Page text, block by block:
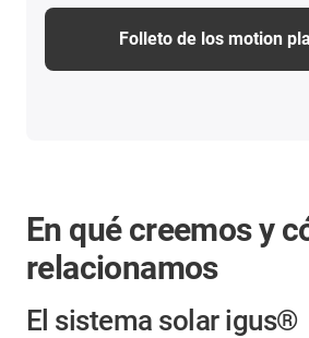
Folleto de los motion
En qué creemos y
relacionamos
El sistema solar igus®